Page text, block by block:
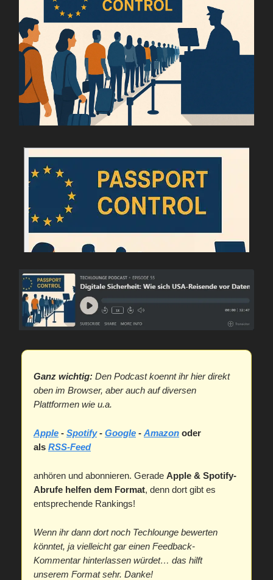
Ganz wichtig: Den Podcast koennt ihr hier direkt
oben im Browser, aber auch auf diversen
Plattformen wie u.a.
Apple - Spotify- Google - Amazon oder
als RSS-Feed
anhören und abonnieren. Gerade Apple & Spotify-
Abrufe helfen dem Format, denn dort gibt es
entsprechende Rankings!
Wenn ihr dann dort noch Techlounge bewerten
könntet, ja vielleicht gar einen Feedback-
Kommentar hinterlassen würdet… das hilft
unserem Format sehr. Danke!